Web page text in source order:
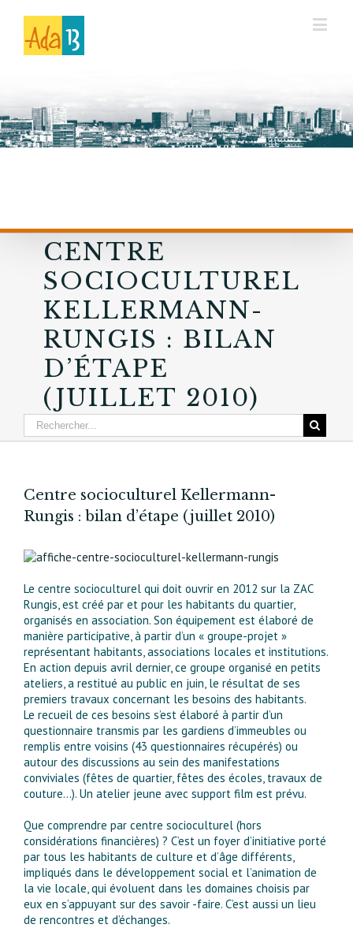
CENTRE
SOCIOCULTUREL
KELLERMANN-
RUNGIS : BILAN
D’ÉTAPE
(JUILLET 2010)
Centre socioculturel Kellermann-
Rungis : bilan d’étape (juillet 2010)
Le centre socioculturel qui doit ouvrir en 2012 sur la ZAC
Rungis, est créé par et pour les habitants du quartier,
organisés en association. Son équipement est élaboré de
manière participative, à partir d’un « groupe-projet »
représentant habitants, associations locales et institutions.
En action depuis avril dernier, ce groupe organisé en petits
ateliers, a restitué au public en juin, le résultat de ses
premiers travaux concernant les besoins des habitants.
Le recueil de ces besoins s’est élaboré à partir d’un
questionnaire transmis par les gardiens d’immeubles ou
remplis entre voisins (43 questionnaires récupérés) ou
autour des discussions au sein des manifestations
conviviales (fêtes de quartier, fêtes des écoles, travaux de
couture…). Un atelier jeune avec support film est prévu.
Que comprendre par centre socioculturel (hors
considérations financières) ? C’est un foyer d’initiative porté
par tous les habitants de culture et d’âge différents,
impliqués dans le développement social et l’animation de
la vie locale, qui évoluent dans les domaines choisis par
eux en s’appuyant sur des savoir -faire. C’est aussi un lieu
de rencontres et d’échanges.